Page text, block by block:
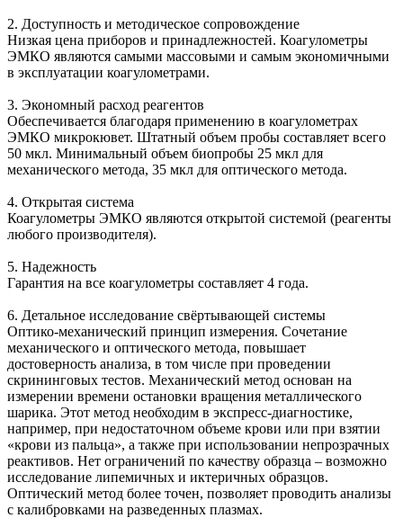
2. Доступность и методическое сопровождение
Низкая цена приборов и принадлежностей. Коагулометры
ЭМКО являются самыми массовыми и самым экономичными
в эксплуатации коагулометрами.
3. Экономный расход реагентов
Обеспечивается благодаря применению в коагулометрах
ЭМКО микрокювет. Штатный объем пробы составляет всего
50 мкл. Минимальный объем биопробы 25 мкл для
механического метода, 35 мкл для оптического метода.
4. Открытая система
Коагулометры ЭМКО являются открытой системой (реагенты
любого производителя).
5. Надежность
Гарантия на все коагулометры составляет 4 года.
6. Детальное исследование свёртывающей системы
Оптико-механический принцип измерения. Сочетание
механического и оптического метода, повышает
достоверность анализа, в том числе при проведении
скрининговых тестов. Механический метод основан на
измерении времени остановки вращения металлического
шарика. Этот метод необходим в экспресс-диагностике,
например, при недостаточном объеме крови или при взятии
«крови из пальца», а также при использовании непрозрачных
реактивов. Нет ограничений по качеству образца – возможно
исследование липемичных и иктеричных образцов.
Оптический метод более точен, позволяет проводить анализы
с калибровками на разведенных плазмах.